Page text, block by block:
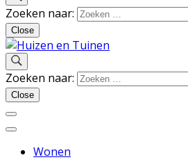
Zoeken naar:
Close
Huizen en Tuinen
Inspiratie voor wonen en tuinieren
Zoeken naar:
Close
Wonen